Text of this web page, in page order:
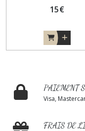
15€
PAIEMENT
Visa,
FRAIS DE